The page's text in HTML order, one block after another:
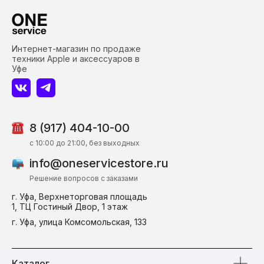
8 (917) 404-10-00
г. Уфа, Верхнеторговая площадь
1, ТЦ Гостиный Двор, 1 этаж
г. Уфа, улица Комсомольская, 133
info@oneservicestore.ru
c 10:00 до 21:00, без выходных
Решение вопросов с заказами
Интернет-магазин по продаже
техники Apple и аксессуаров в
Уфе